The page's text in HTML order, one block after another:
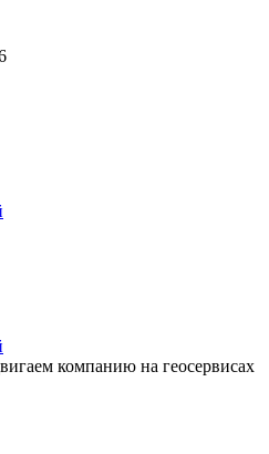
компанию на геосервисах